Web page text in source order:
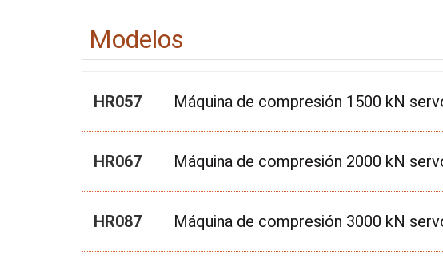
Modelos
HR057 Máquina de compresión 1500 kN
HR067 Máquina de compresión 2000 kN
HR087 Máquina de compresión 3000 kN